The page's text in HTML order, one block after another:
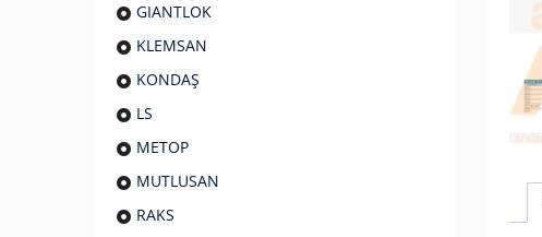
GIANTLOK
KLEMSAN
KONDAŞ
LS
METOP
MUTLUSAN
RAKS